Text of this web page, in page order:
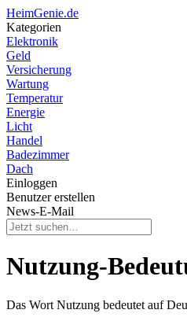
HeimGenie.de
Kategorien
Elektronik
Geld
Versicherung
Wartung
Temperatur
Energie
Licht
Handel
Badezimmer
Dach
Einloggen
Benutzer erstellen
News-E-Mail
Nutzung-
Das Wort Nutzung bedeutet auf